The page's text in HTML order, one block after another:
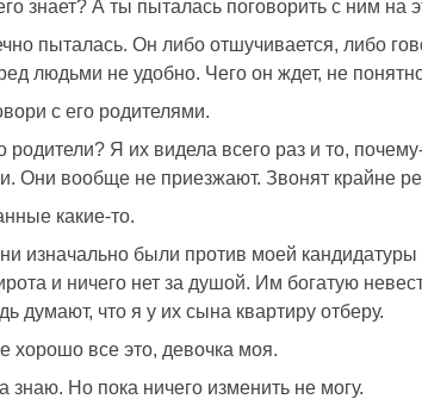
знает? А ты пыталась поговорить с ним на
пыталась. Он либо отшучивается, либо
людьми не удобно. Чего он ждет, не
с его родителями.
родители? Я их видела всего раз и то,
Они вообще не приезжают. Звонят крайне
какие-то.
изначально были против моей кандидатуры
и ничего нет за душой. Им богатую
думают, что я у их сына квартиру отберу.
хорошо все это, девочка моя.
Но пока ничего изменить не могу.